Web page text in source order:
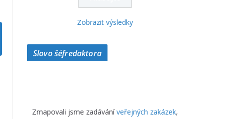
Zobrazit výsledky
Slovo šéfredaktora
Zmapovali jsme zadáváníveřejných zakázek,